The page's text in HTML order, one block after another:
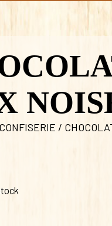
CONFISERIE /